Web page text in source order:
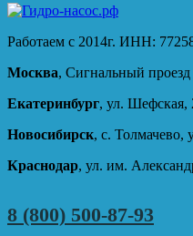
Работаем с 2014г. ИНН:
Москва, Сигнальный проезд
Екатеринбург, ул. Шефская,
Новосибирск, с. Толмачево,
Краснодар, ул. им.
8 (800) 500-87-93